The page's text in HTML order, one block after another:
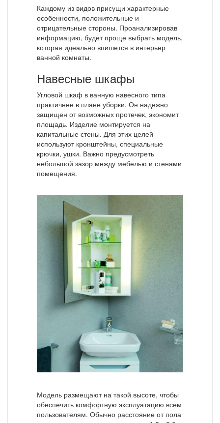
Каждому из видов присущи характерные
особенности, положительные и
отрицательные стороны. Проанализировав
информацию, будет проще выбрать модель,
которая идеально впишется в интерьер
ванной комнаты.
Навесные шкафы
Угловой шкаф в ванную навесного типа
практичнее в плане уборки. Он надежно
защищен от возможных протечек, экономит
площадь. Изделие монтируется на
капитальные стены. Для этих целей
используют кронштейны, специальные
крючки, ушки. Важно предусмотреть
небольшой зазор между мебелью и стенами
помещения.
Модель размещают на такой высоте, чтобы
обеспечить комфортную эксплуатацию всем
пользователям. Обычно расстояние от пола